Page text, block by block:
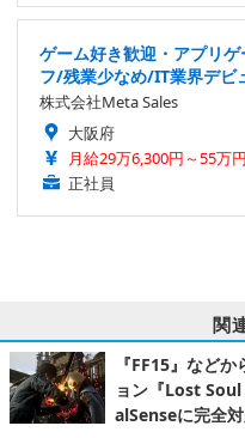
ゲーム好き歓迎・アプリ
フ/残業少なめ/IT業界デビ
株式会社Meta Sales
大阪府
月給29万6,300円～55万円
正社員
関
『FF15』など
ョン『Lost
alSenseに完全